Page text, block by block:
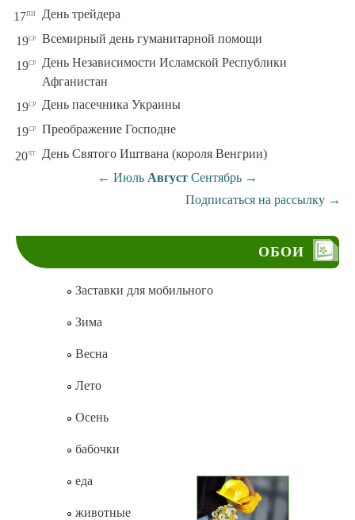
17пн День трейдера
19ср Всемирный день гуманитарной помощи
19ср
День Независимости Исламской Республики
Афганистан
19ср День пасечника Украины
19ср Преображение Господне
20чт
День Святого Иштвана (короля Венгрии)
← Июль Август Сентябрь →
Подписаться на рассылку →
ОБОИ
Заставки для мобильного
Зима
Весна
Лето
Осень
бабочки
еда
животные